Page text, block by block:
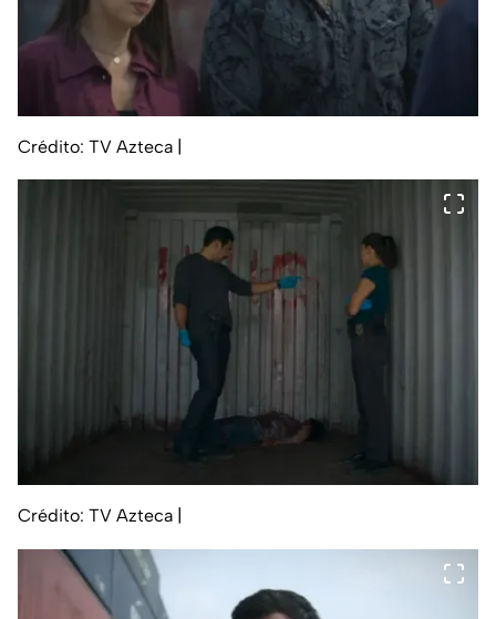
Crédito: TV Azteca |
Crédito: TV Azteca